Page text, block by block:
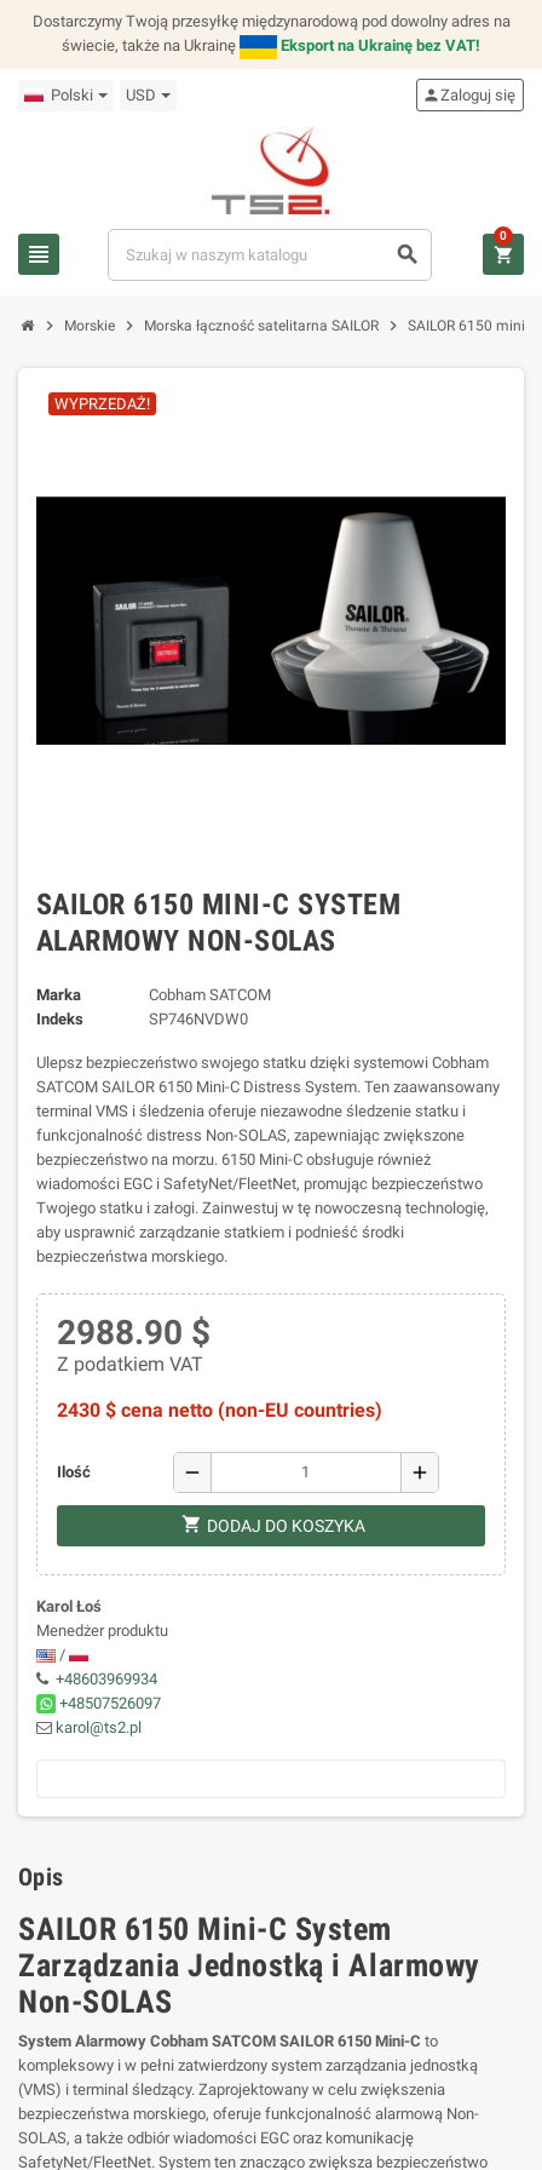
Dostarczymy Twoją przesyłkę międzynarodową pod dowolny adres na
świecie, także na Ukrainę
Eksport na Ukrainę bez VAT!
Polski USD
view_headline search
personZaloguj się
shopping_cart
0
chevron_right Morskie chevron_right Morska łączność satelitarna SAILOR chevron_right SAILOR 6150 mini-
WYPRZEDAŻ!
SAILOR 6150 MINI-C SYSTEM
ALARMOWY NON-SOLAS
Marka
Cobham SATCOM
Indeks
SP746NVDW0
Ulepsz bezpieczeństwo swojego statku dzięki systemowi Cobham
SATCOM SAILOR 6150 Mini-C Distress System. Ten zaawansowany
terminal VMS i śledzenia oferuje niezawodne śledzenie statku i
funkcjonalność distress Non-SOLAS, zapewniając zwiększone
bezpieczeństwo na morzu. 6150 Mini-C obsługuje również
wiadomości EGC i SafetyNet/FleetNet, promując bezpieczeństwo
Twojego statku i załogi. Zainwestuj w tę nowoczesną technologię,
aby usprawnić zarządzanie statkiem i podnieść środki
bezpieczeństwa morskiego.
2988.90 $
Z podatkiem VAT
2430 $ cena netto (non-EU countries)
Ilość remove add
shopping_cart DODAJ DO KOSZYKA
Karol Łoś
Menedżer produktu
/
+48603969934
+48507526097
karol@ts2.pl
Opis
SAILOR 6150 Mini-C System
Zarządzania Jednostką i Alarmowy
Non-SOLAS
System Alarmowy Cobham SATCOM SAILOR 6150 Mini-C to
kompleksowy i w pełni zatwierdzony system zarządzania jednostką
(VMS) i terminal śledzący. Zaprojektowany w celu zwiększenia
bezpieczeństwa morskiego, oferuje funkcjonalność alarmową Non-
SOLAS, a także odbiór wiadomości EGC oraz komunikację
SafetyNet/FleetNet. System ten znacząco zwiększa bezpieczeństwo